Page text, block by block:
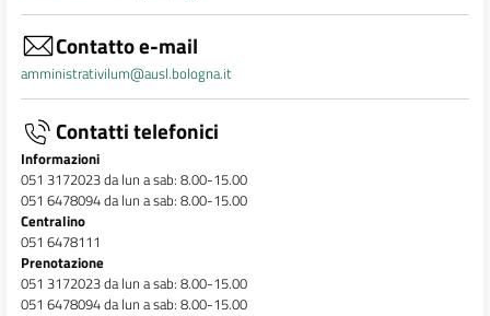
Contatto e-mail
amministrativilum@ausl.bologna.it
Contatti telefonici
Informazioni
051 3172023 da lun a sab: 8.00-15.00
051 6478094 da lun a sab: 8.00-15.00
Centralino
051 6478111
Prenotazione
051 3172023 da lun a sab: 8.00-15.00
051 6478094 da lun a sab: 8.00-15.00